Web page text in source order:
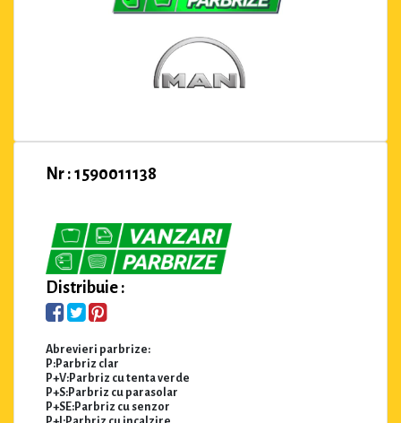
Nr : 1590011138
Distribuie :
Abrevieri parbrize:
P:Parbriz clar
P+V:Parbriz cu tenta verde
P+S:Parbriz cu parasolar
P+SE:Parbriz cu senzor